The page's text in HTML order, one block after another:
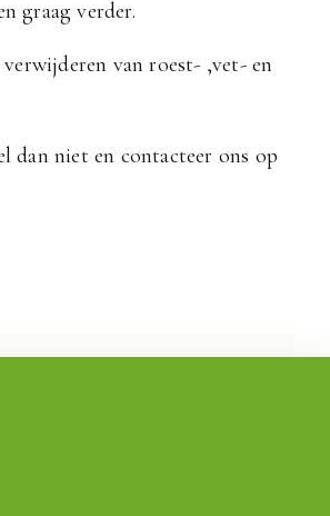
graag verder.
van roest- ,vet- en
dan niet en contacteer ons op